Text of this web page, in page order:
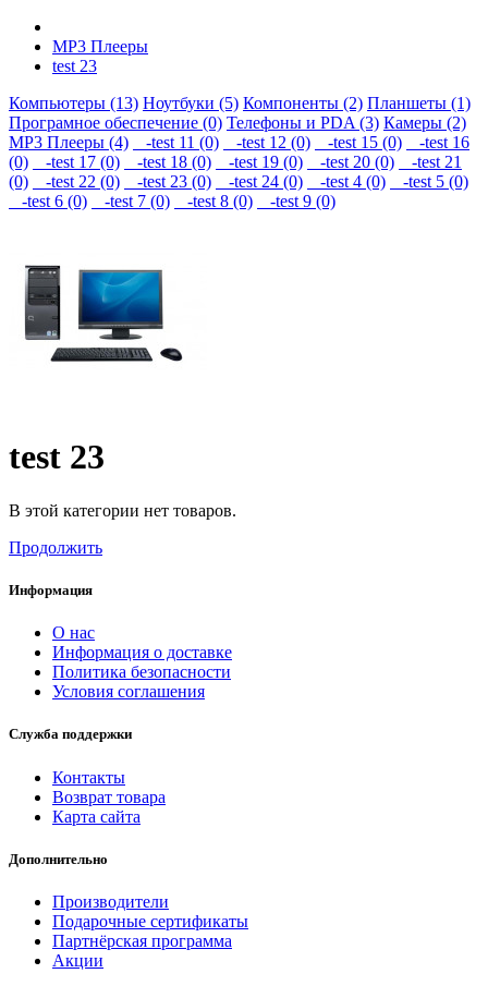
MP3 Плееры
test 23
Компьютеры (13) Ноутбуки (5) Компоненты (2) Планшеты (1)
Програмное обеспечение (0) Телефоны и PDA (3) Камеры (2)
MP3 Плееры (4)
-test 11 (0) -test 12 (0) -test 15 (0)
-test 16
(0)
-test 17 (0) -test 18 (0) -test 19 (0) -test 20 (0)
-test 21
(0)
-test 22 (0) -test 23 (0) -test 24 (0) -test 4 (0)
-test 5 (0)
-test 6 (0)
-test 7 (0) -test 8 (0) -test 9 (0)
test 23
В этой категории нет товаров.
Продолжить
Информация
О нас
Информация о доставке
Политика безопасности
Условия соглашения
Служба поддержки
Контакты
Возврат товара
Карта сайта
Дополнительно
Производители
Подарочные сертификаты
Партнёрская программа
Акции